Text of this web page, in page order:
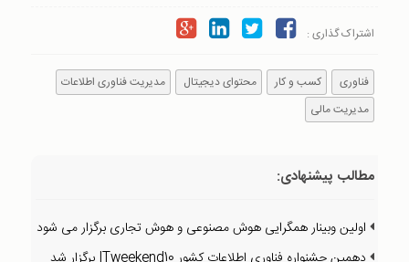
اشتراک گذاری :
فناوری کسب و کار محتوای دیجیتال
مدیریت فناوری اطلاعات
مدیریت مالی
مطالب پیشنهادی:
اولین وبینار همگرایی هوش مصنوعی و هوش تجاری برگزار می شود